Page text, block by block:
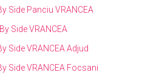
Side Panciu VRANCEA
Side VRANCEA
Side VRANCEA Adjud
Side VRANCEA Focsani